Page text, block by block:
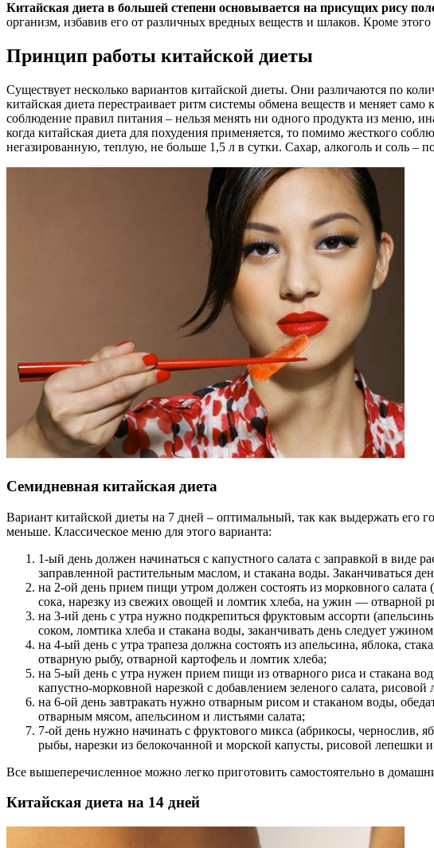
Китайская диета в большей степени основывается на присущих рису
организм, избавив его от различных вредных веществ и шлаков. Кроме
Принцип работы китайской диеты
Существует несколько вариантов китайской диеты. Они различаются по
китайская диета перестраивает ритм системы обмена веществ и меняет
соблюдение правил питания – нельзя менять ни одного продукта из меню,
когда китайская диета для похудения применяется, то помимо жесткого
негазированную, теплую, не больше 1,5 л в сутки. Сахар, алкоголь и соль –
Семидневная китайская диета
Вариант китайской диеты на 7 дней – оптимальный, так как выдержать его
меньше. Классическое меню для этого варианта:
1-ый день должен начинаться с капустного салата с заправкой в виде
заправленной растительным маслом, и стакана воды. Заканчиваться
на 2-ой день прием пищи утром должен состоять из морковного салата
сока, нарезку из свежих овощей и ломтик хлеба, на ужин — отварной
на 3-ий день с утра нужно подкрепиться фруктовым ассорти
соком, ломтика хлеба и стакана воды, заканчивать день следует
на 4-ый день с утра трапеза должна состоять из апельсина, яблока,
отварную рыбу, отварной картофель и ломтик хлеба;
на 5-ый день с утра нужен прием пищи из отварного риса и стакана
капустно-морковной нарезкой с добавлением зеленого салата,
на 6-ой день завтракать нужно отварным рисом и стаканом воды,
отварным мясом, апельсином и листьями салата;
7-ой день нужно начинать с фруктового микса (абрикосы, чернослив,
рыбы, нарезки из белокочанной и морской капусты, рисовой лепешки
Все вышеперечисленное можно легко приготовить самостоятельно в
Китайская диета на 14 дней